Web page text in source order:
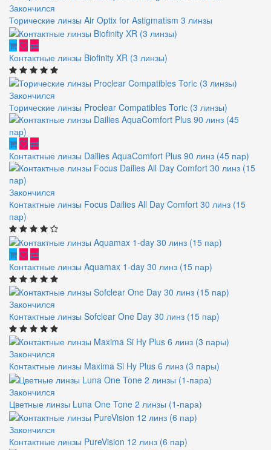
Закончился
Торические линзы Air Optix for Astigmatism 3 линзы
Контактные линзы Biofinity XR (3 линзы)
Закончился
Торические линзы Proclear Compatibles Toriс (3 линзы)
Контактные линзы Dailies AquaComfort Plus 90 линз (45 пар)
Закончился
Контактные линзы Focus Dailies All Day Comfort 30 линз (15
пар)
Контактные линзы Aquamax 1-day 30 линз (15 пар)
Закончился
Контактные линзы Sofclear One Day 30 линз (15 пар)
Закончился
Контактные линзы Maxima Si Hy Plus 6 линз (3 пары)
Закончился
Цветные линзы Luna One Tone 2 линзы (1-пара)
Закончился
Контактные линзы PureVision 12 линз (6 пар)